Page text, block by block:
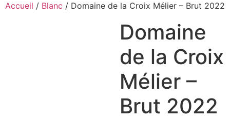
Accueil / Blanc / Domaine de la Croix Mélier – Brut 2022
Domaine
de la Croix
Mélier –
Brut 2022